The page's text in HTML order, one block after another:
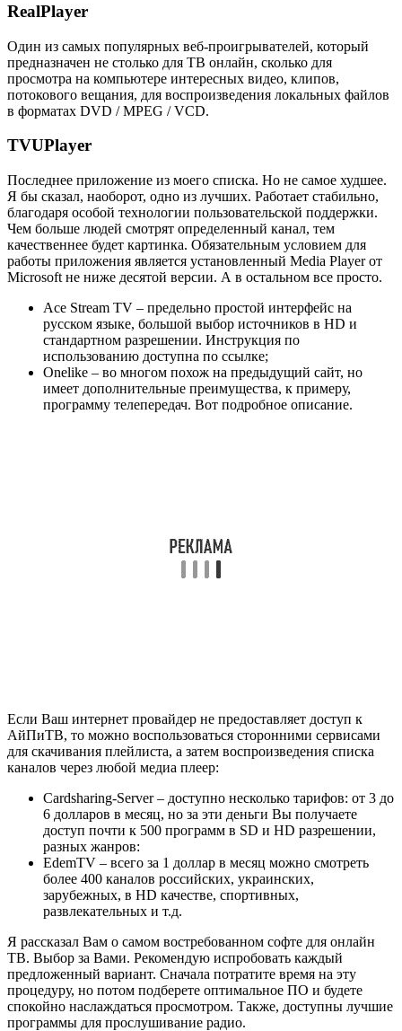
RealPlayer
Один из самых популярных веб-проигрывателей, который
предназначен не столько для ТВ онлайн, сколько для
просмотра на компьютере интересных видео, клипов,
потокового вещания, для воспроизведения локальных файлов
в форматах DVD / MPEG / VCD.
TVUPlayer
Последнее приложение из моего списка. Но не самое худшее.
Я бы сказал, наоборот, одно из лучших. Работает стабильно,
благодаря особой технологии пользовательской поддержки.
Чем больше людей смотрят определенный канал, тем
качественнее будет картинка. Обязательным условием для
работы приложения является установленный Media Player от
Microsoft не ниже десятой версии. А в остальном все просто.
Ace Stream TV – предельно простой интерфейс на
русском языке, большой выбор источников в HD и
стандартном разрешении. Инструкция по
использованию доступна по ссылке;
Onelike – во многом похож на предыдущий сайт, но
имеет дополнительные преимущества, к примеру,
программу телепередач. Вот подробное описание.
Если Ваш интернет провайдер не предоставляет доступ к
АйПиТВ, то можно воспользоваться сторонними сервисами
для скачивания плейлиста, а затем воспроизведения списка
каналов через любой медиа плеер:
Cardsharing-Server – доступно несколько тарифов: от 3 до
6 долларов в месяц, но за эти деньги Вы получаете
доступ почти к 500 программ в SD и HD разрешении,
разных жанров:
EdemTV – всего за 1 доллар в месяц можно смотреть
более 400 каналов российских, украинских,
зарубежных, в HD качестве, спортивных,
развлекательных и т.д.
Я рассказал Вам о самом востребованном софте для онлайн
ТВ. Выбор за Вами. Рекомендую испробовать каждый
предложенный вариант. Сначала потратите время на эту
процедуру, но потом подберете оптимальное ПО и будете
спокойно наслаждаться просмотром. Также, доступны лучшие
программы для прослушивание радио.